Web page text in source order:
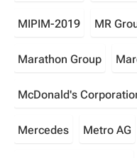
MIPIM-2019 MR
Marathon Group
McDonald's
Mercedes Metro AG